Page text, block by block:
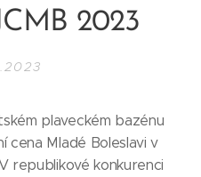
2023
plaveckém bazénu
cena Mladé Boleslavi v
republikové konkurenci